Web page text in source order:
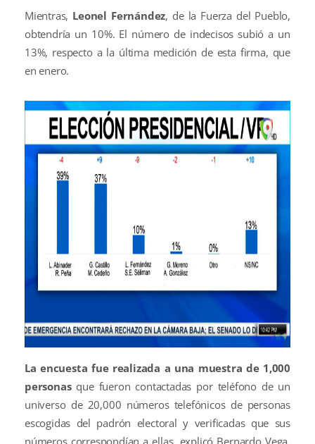
Mientras, Leonel Fernández, de la Fuerza del Pueblo,
obtendría un 10%. El número de indecisos subió a un
13%, respecto a la última medición de esta firma, que
en enero.
La encuesta fue realizada a una muestra de 1,000
personas que fueron contactadas por teléfono de un
universo de 20,000 números telefónicos de personas
escogidas del padrón electoral y verificadas que sus
números correspondían a ellas, explicó Bernardo Vega,